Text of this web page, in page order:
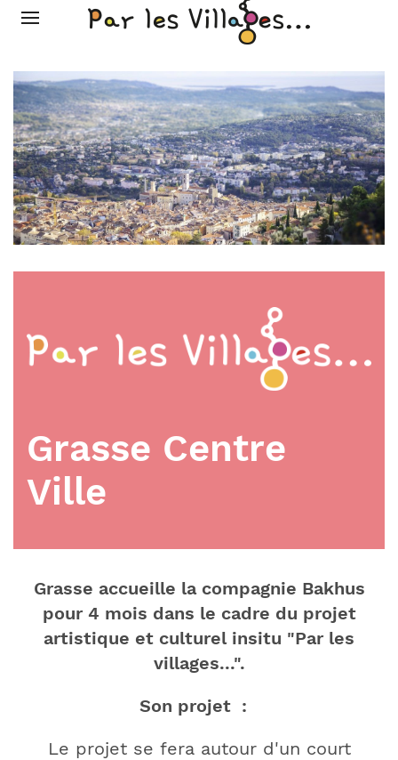
Grasse Centre
Ville
Grasse accueille la compagnie Bakhus
pour 4 mois dans le cadre du projet
artistique et culturel insitu "Par les
villages...".
Son projet :
Le projet se fera autour d'un court